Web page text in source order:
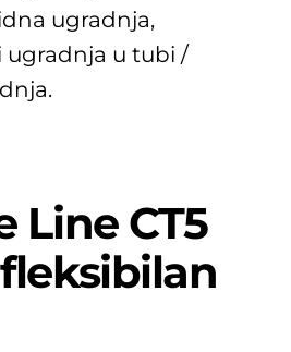
ugradnja,
ugradnja u tubi /
Line CT5